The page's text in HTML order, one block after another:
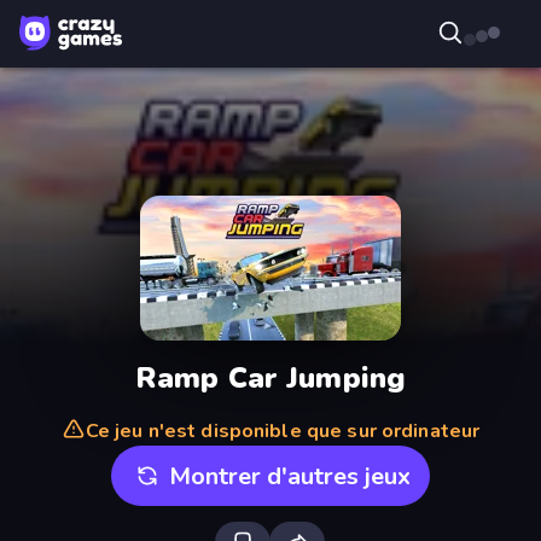
Ramp Car Jumping
Ce jeu n'est disponible que sur ordinateur
Montrer d'autres jeux